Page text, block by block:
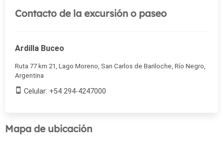
Contacto de la excursión o paseo
Ardilla Buceo
Ruta 77 km 21, Lago Moreno, San Carlos de Bariloche, Río Negro,
Argentina
Celular: +54 294-4247000
Mapa de ubicación